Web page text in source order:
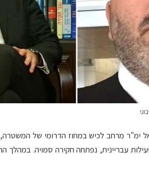
ימ"ר מרחב לכיש במחוז הדרומי של המשטרה,
עבריינית, נפתחה חקירה סמויה. במהלך